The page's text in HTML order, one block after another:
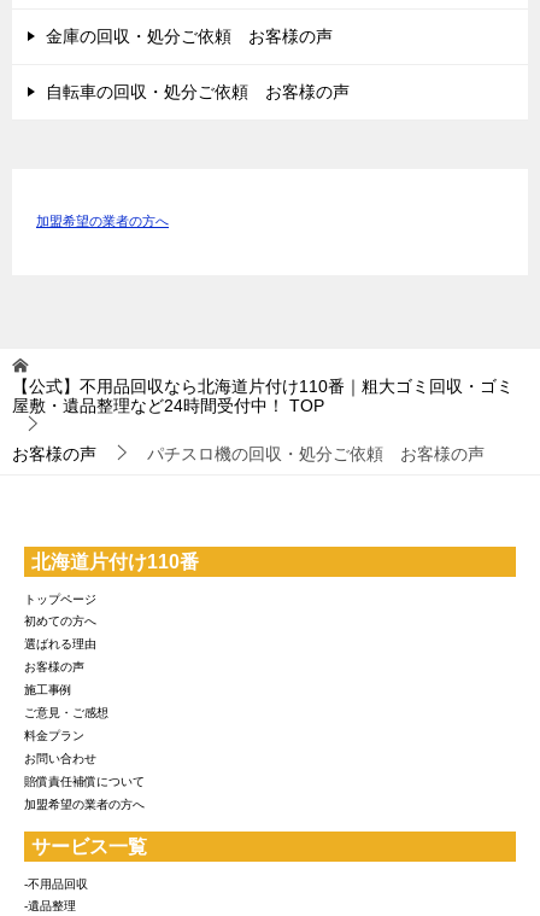
金庫の回収・処分ご依頼 お客様の声
自転車の回収・処分ご依頼 お客様の声
加盟希望の業者の方へ
【公式】不用品回収なら北海道片付け110番｜粗大ゴミ回収・ゴミ
屋敷・遺品整理など24時間受付中！
TOP
お客様の声 パチスロ機の回収・処分ご依頼 お客様の声
北海道片付け110番
トップページ
初めての方へ
選ばれる理由
お客様の声
施工事例
ご意見・ご感想
料金プラン
お問い合わせ
賠償責任補償について
加盟希望の業者の方へ
サービス一覧
-不用品回収
-遺品整理